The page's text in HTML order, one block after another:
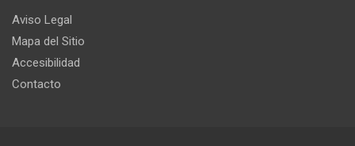
Aviso Legal
Mapa del Sitio
Accesibilidad
Contacto